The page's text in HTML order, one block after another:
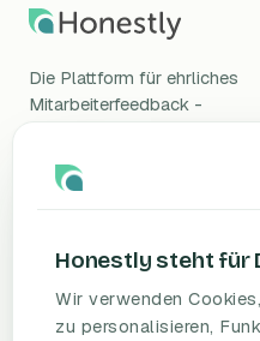
Honestly steht für
Wir verwenden
zu personalisieren,
Die Plattform für ehrliches
Mitarbeiterfeedback -
wissenschaftlich validiert,